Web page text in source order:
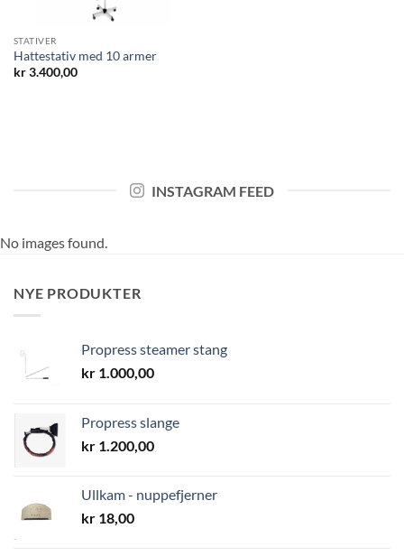
STATIVER
Hattestativ med 10 armer
kr3.400,00
INSTAGRAM FEED
No images found.
NYE PRODUKTER
Propress steamer stang
kr 1.000,00
Propress slange
kr 1.200,00
Ullkam - nuppefjerner
kr 18,00